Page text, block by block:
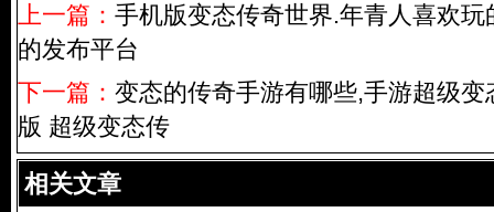
上一篇： 手机版变态传奇世界.年青人喜欢
的发布平台
下一篇： 变态的传奇手游有哪些,手游超级
版 超级变态传
相关文章